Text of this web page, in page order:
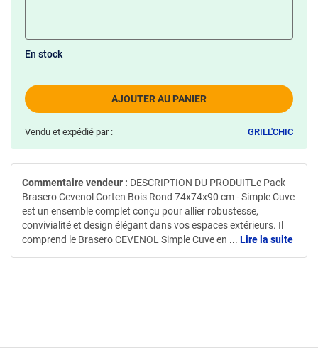
AJOUTER AU PANIER
En stock
Vendu et expédié par : GRILL'CHIC
Commentaire vendeur : DESCRIPTION DU PRODUITLe Pack
Brasero Cevenol Corten Bois Rond 74x74x90 cm - Simple Cuve
est un ensemble complet conçu pour allier robustesse,
convivialité et design élégant dans vos espaces extérieurs. Il
comprend le Brasero CEVENOL Simple Cuve en ... Lire la suite